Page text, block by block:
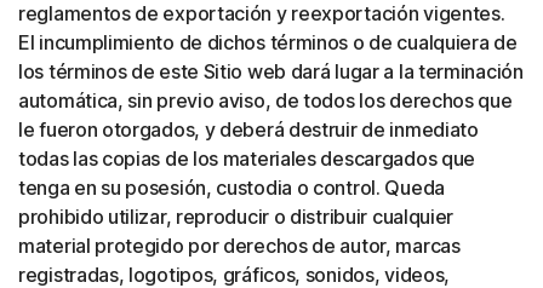
reglamentos de exportación y reexportación vigentes.
El incumplimiento de dichos términos o de cualquiera de
los términos de este Sitio web dará lugar a la terminación
automática, sin previo aviso, de todos los derechos que
le fueron otorgados, y deberá destruir de inmediato
todas las copias de los materiales descargados que
tenga en su posesión, custodia o control. Queda
prohibido utilizar, reproducir o distribuir cualquier
material protegido por derechos de autor, marcas
registradas, logotipos, gráficos, sonidos, videos,